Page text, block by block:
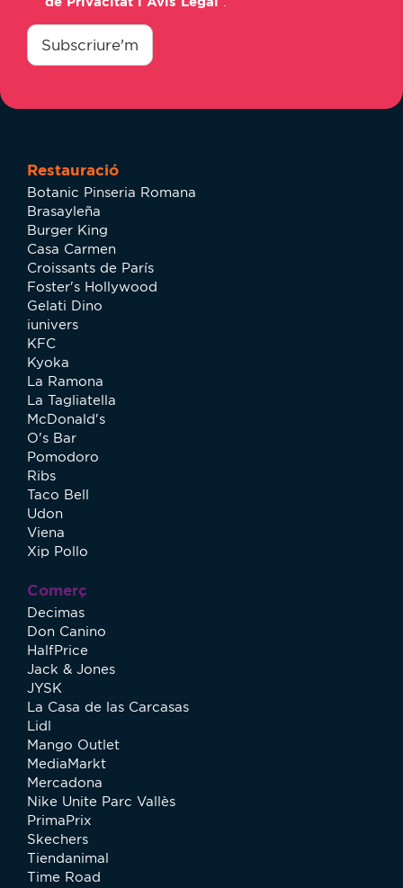
consentimiento
Subscriure'm
Restauració
Botanic Pinseria Romana
Brasayleña
Burger King
Casa Carmen
Croissants de París
Foster's Hollywood
Gelati Dino
iunivers
KFC
Kyoka
La Ramona
La Tagliatella
McDonald's
O's Bar
Pomodoro
Ribs
Taco Bell
Udon
Viena
Xip Pollo
Comerç
Decimas
Don Canino
HalfPrice
Jack & Jones
JYSK
La Casa de las Carcasas
Lidl
Mango Outlet
MediaMarkt
Mercadona
Nike Unite Parc Vallès
PrimaPrix
Skechers
Tiendanimal
Time Road